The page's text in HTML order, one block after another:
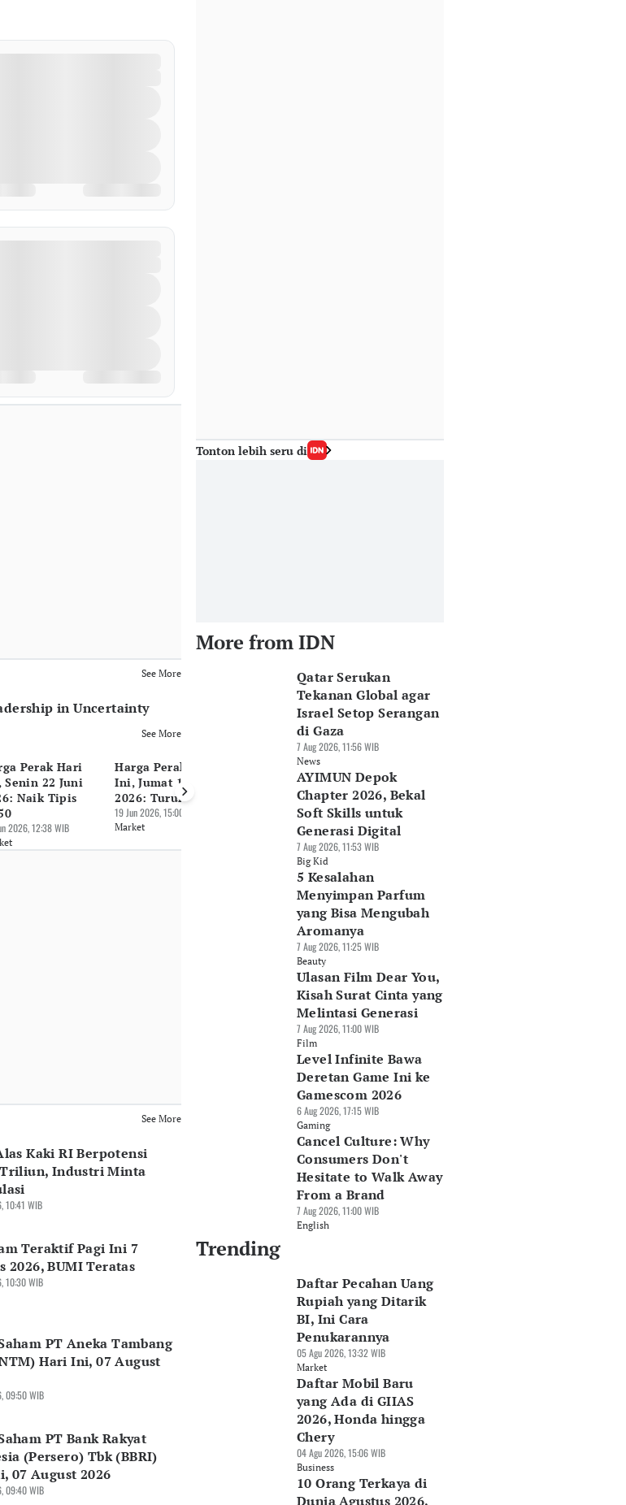
See More
in Uncertainty
See More
Perak Hari
Senin 22 Juni
Naik Tipis
2026, 12:38 WIB
Harga Perak Hari
Ini, Jumat 19 Juni
2026: Turun Rp2.600
19 Jun 2026, 15:00 WIB
Market
Harga Perak Hari
Ini, Kamis 18 Juni
2026: Turun Rp1.100
18 Jun 2026, 12:38 WIB
Ini, Rabu 17 Juni
2026: Naik Tipis
17 Jun 2026, 13:12 WIB
Market
See More
Kaki RI Berpotensi
Triliun, Industri Minta
10:41 WIB
Teraktif Pagi Ini 7
2026, BUMI Teratas
10:30 WIB
PT Aneka Tambang
Hari Ini, 07 August
09:50 WIB
PT Bank Rakyat
(Persero) Tbk (BBRI)
07 August 2026
09:40 WIB
Tonton lebih seru di
More from IDN
Qatar Serukan
Tekanan Global agar
Israel Setop Serangan
di Gaza
7 Aug 2026, 11:56 WIB
News
AYIMUN Depok
Chapter 2026, Bekal
Soft Skills untuk
Generasi Digital
7 Aug 2026, 11:53 WIB
Big Kid
5 Kesalahan
Menyimpan Parfum
yang Bisa Mengubah
Aromanya
7 Aug 2026, 11:25 WIB
Beauty
Ulasan Film Dear You,
Kisah Surat Cinta yang
Melintasi Generasi
7 Aug 2026, 11:00 WIB
Film
Level Infinite Bawa
Deretan Game Ini ke
Gamescom 2026
6 Aug 2026, 17:15 WIB
Gaming
Cancel Culture: Why
Consumers Don't
Hesitate to Walk Away
From a Brand
7 Aug 2026, 11:00 WIB
English
Trending
Daftar Pecahan Uang
Rupiah yang Ditarik
BI, Ini Cara
Penukarannya
05 Agu 2026, 13:32 WIB
Market
Daftar Mobil Baru
yang Ada di GIIAS
2026, Honda hingga
Chery
04 Agu 2026, 15:06 WIB
Business
10 Orang Terkaya di
Dunia Agustus 2026,